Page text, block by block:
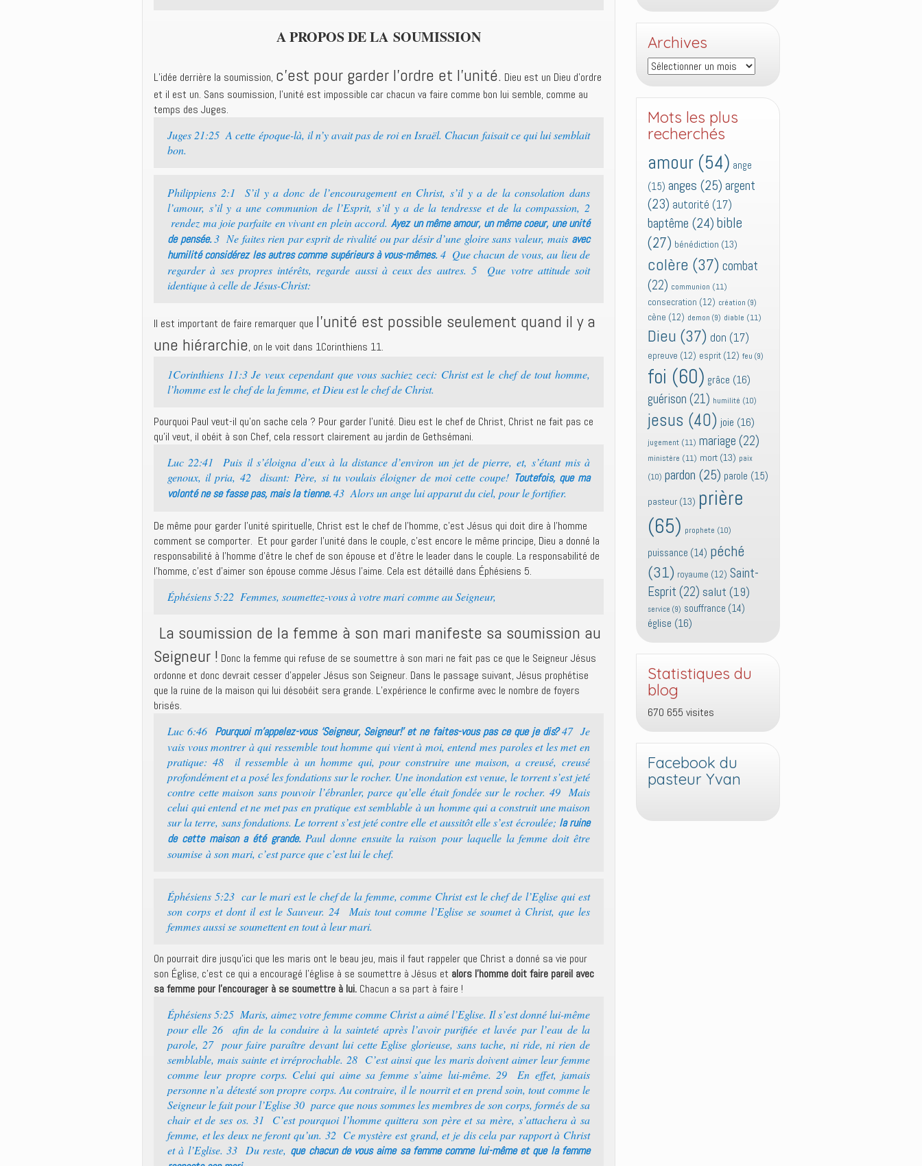
A PROPOS DE LA SOUMISSION
L’idée derrière la soumission, c’est pour garder l’ordre et l’unité. Dieu est un Dieu d’ordre
et il est un. Sans soumission, l’unité est impossible car chacun va faire comme bon lui semble, comme au
temps des Juges.
Juges 21:25 A cette époque-là, il n’y avait pas de roi en Israël. Chacun faisait ce qui lui semblait
bon.
Philippiens 2:1 S’il y a donc de l’encouragement en Christ, s’il y a de la consolation dans
l’amour, s’il y a une communion de l’Esprit, s’il y a de la tendresse et de la compassion, 2
rendez ma joie parfaite en vivant en plein accord.Ayez un même amour, un même coeur, une unité
de pensée.3 Ne faites rien par esprit de rivalité ou par désir d’une gloire sans valeur, mais avec
humilité considérez les autres comme supérieurs à vous-mêmes.4 Que chacun de vous, au lieu de
regarder à ses propres intérêts, regarde aussi à ceux des autres. 5 Que votre attitude soit
identique à celle de Jésus-Christ:
Il est important de faire remarquer que l’unité est possible seulement quand il y a
une hiérarchie, on le voit dans 1Corinthiens 11.
1Corinthiens 11:3 Je veux cependant que vous sachiez ceci: Christ est le chef de tout homme,
l’homme est le chef de la femme, et Dieu est le chef de Christ.
Pourquoi Paul veut-il qu’on sache cela ? Pour garder l’unité. Dieu est le chef de Christ, Christ ne fait pas ce
qu’il veut, il obéit à son Chef, cela ressort clairement au jardin de Gethsémani.
Luc 22:41 Puis il s’éloigna d’eux à la distance d’environ un jet de pierre, et, s’étant mis à
genoux, il pria, 42 disant: Père, si tu voulais éloigner de moi cette coupe! Toutefois, que ma
volonté ne se fasse pas, mais la tienne.43 Alors un ange lui apparut du ciel, pour le fortifier.
De même pour garder l’unité spirituelle, Christ est le chef de l’homme, c’est Jésus qui doit dire à l’homme
comment se comporter. Et pour garder l’unité dans le couple, c’est encore le même principe, Dieu a donné la
responsabilité à l’homme d’être le chef de son épouse et d’être le leader dans le couple. La responsabilité de
l’homme, c’est d’aimer son épouse comme Jésus l’aime. Cela est détaillé dans Éphésiens 5.
Éphésiens 5:22 Femmes, soumettez-vous à votre mari comme au Seigneur,
La soumission de la femme à son mari manifeste sa soumission au
Seigneur ! Donc la femme qui refuse de se soumettre à son mari ne fait pas ce que le Seigneur Jésus
ordonne et donc devrait cesser d’appeler Jésus son Seigneur. Dans le passage suivant, Jésus prophétise
que la ruine de la maison qui lui désobéit sera grande. L’expérience le confirme avec le nombre de foyers
brisés.
Luc 6:46 Pourquoi m’appelez-vous ‘Seigneur, Seigneur!’ et ne faites-vous pas ce que je dis?47 Je
vais vous montrer à qui ressemble tout homme qui vient à moi, entend mes paroles et les met en
pratique: 48 il ressemble à un homme qui, pour construire une maison, a creusé, creusé
profondément et a posé les fondations sur le rocher. Une inondation est venue, le torrent s’est jeté
contre cette maison sans pouvoir l’ébranler, parce qu’elle était fondée sur le rocher. 49 Mais
celui qui entend et ne met pas en pratique est semblable à un homme qui a construit une maison
sur la terre, sans fondations. Le torrent s’est jeté contre elle et aussitôt elle s’est écroulée; la ruine
de cette maison a été grande.Paul donne ensuite la raison pour laquelle la femme doit être
soumise à son mari, c’est parce que c’est lui le chef.
Éphésiens 5:23 car le mari est le chef de la femme, comme Christ est le chef de l’Eglise qui est
son corps et dont il est le Sauveur. 24 Mais tout comme l’Eglise se soumet à Christ, que les
femmes aussi se soumettent en tout à leur mari.
On pourrait dire jusqu’ici que les maris ont le beau jeu, mais il faut rappeler que Christ a donné sa vie pour
son Église, c’est ce qui a encouragé l’église à se soumettre à Jésus et alors l’homme doit faire pareil avec
sa femme pour l’encourager à se soumettre à lui. Chacun a sa part à faire !
Éphésiens 5:25 Maris, aimez votre femme comme Christ a aimé l’Eglise. Il s’est donné lui-même
pour elle 26 afin de la conduire à la sainteté après l’avoir purifiée et lavée par l’eau de la
parole, 27 pour faire paraître devant lui cette Eglise glorieuse, sans tache, ni ride, ni rien de
semblable, mais sainte et irréprochable. 28 C’est ainsi que les maris doivent aimer leur femme
comme leur propre corps. Celui qui aime sa femme s’aime lui-même. 29 En effet, jamais
personne n’a détesté son propre corps. Au contraire, il le nourrit et en prend soin, tout comme le
Seigneur le fait pour l’Eglise 30 parce que nous sommes les membres de son corps, formés de sa
chair et de ses os. 31 C’est pourquoi l’homme quittera son père et sa mère, s’attachera à sa
femme, et les deux ne feront qu’un. 32 Ce mystère est grand, et je dis cela par rapport à Christ
et à l’Eglise. 33 Du reste, que chacun de vous aime sa femme comme lui-même et que la femme
Archives
Archives
Mots les plus
recherchés
amour (54) ange
(15) anges (25) argent
(23) autorité (17)
baptême (24) bible
(27) bénédiction (13)
colère (37) combat
(22) communion (11)
consecration (12) création (9)
cène (12) demon (9) diable (11)
Dieu (37) don (17)
epreuve (12) esprit (12) feu (9)
foi (60) grâce (16)
guérison (21) humilité (10)
jesus (40) joie (16)
jugement (11) mariage (22)
ministère (11) mort (13) paix
(10) pardon (25) parole (15)
pasteur (13) prière
(65) prophete (10)
puissance (14) péché
(31) royaume (12) Saint-
Esprit (22) salut (19)
service (9) souffrance (14)
église (16)
Statistiques du
blog
670 655 visites
Facebook du
pasteur Yvan